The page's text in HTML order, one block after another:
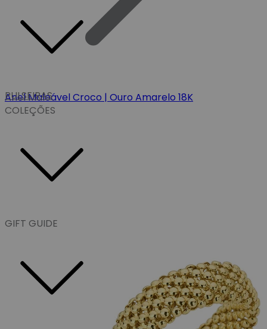
PULSEIRAS
COLEÇÕES
GIFT GUIDE
Anel Maleável Croco | Ouro Amarelo 18K